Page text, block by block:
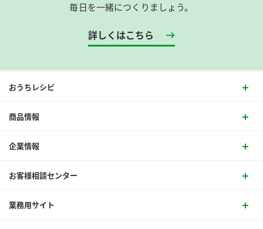
毎日を一緒につくりましょう。
詳しくはこちら
おうちレシピ
商品情報
企業情報
お客様相談センター
業務用サイト